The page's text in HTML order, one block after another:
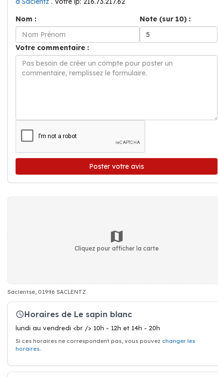
Nom :
Note (sur 10) :
Votre commentaire :
Poster votre avis
Cliquez pour afficher la carte
Saclentse, 01996 SACLENTZ
Horaires de Le sapin blanc
lundi au vendredi <br /> 10h - 12h et 14h - 20h
Si ces horaires ne correspondent pas, vous pouvez changer les
horaires.